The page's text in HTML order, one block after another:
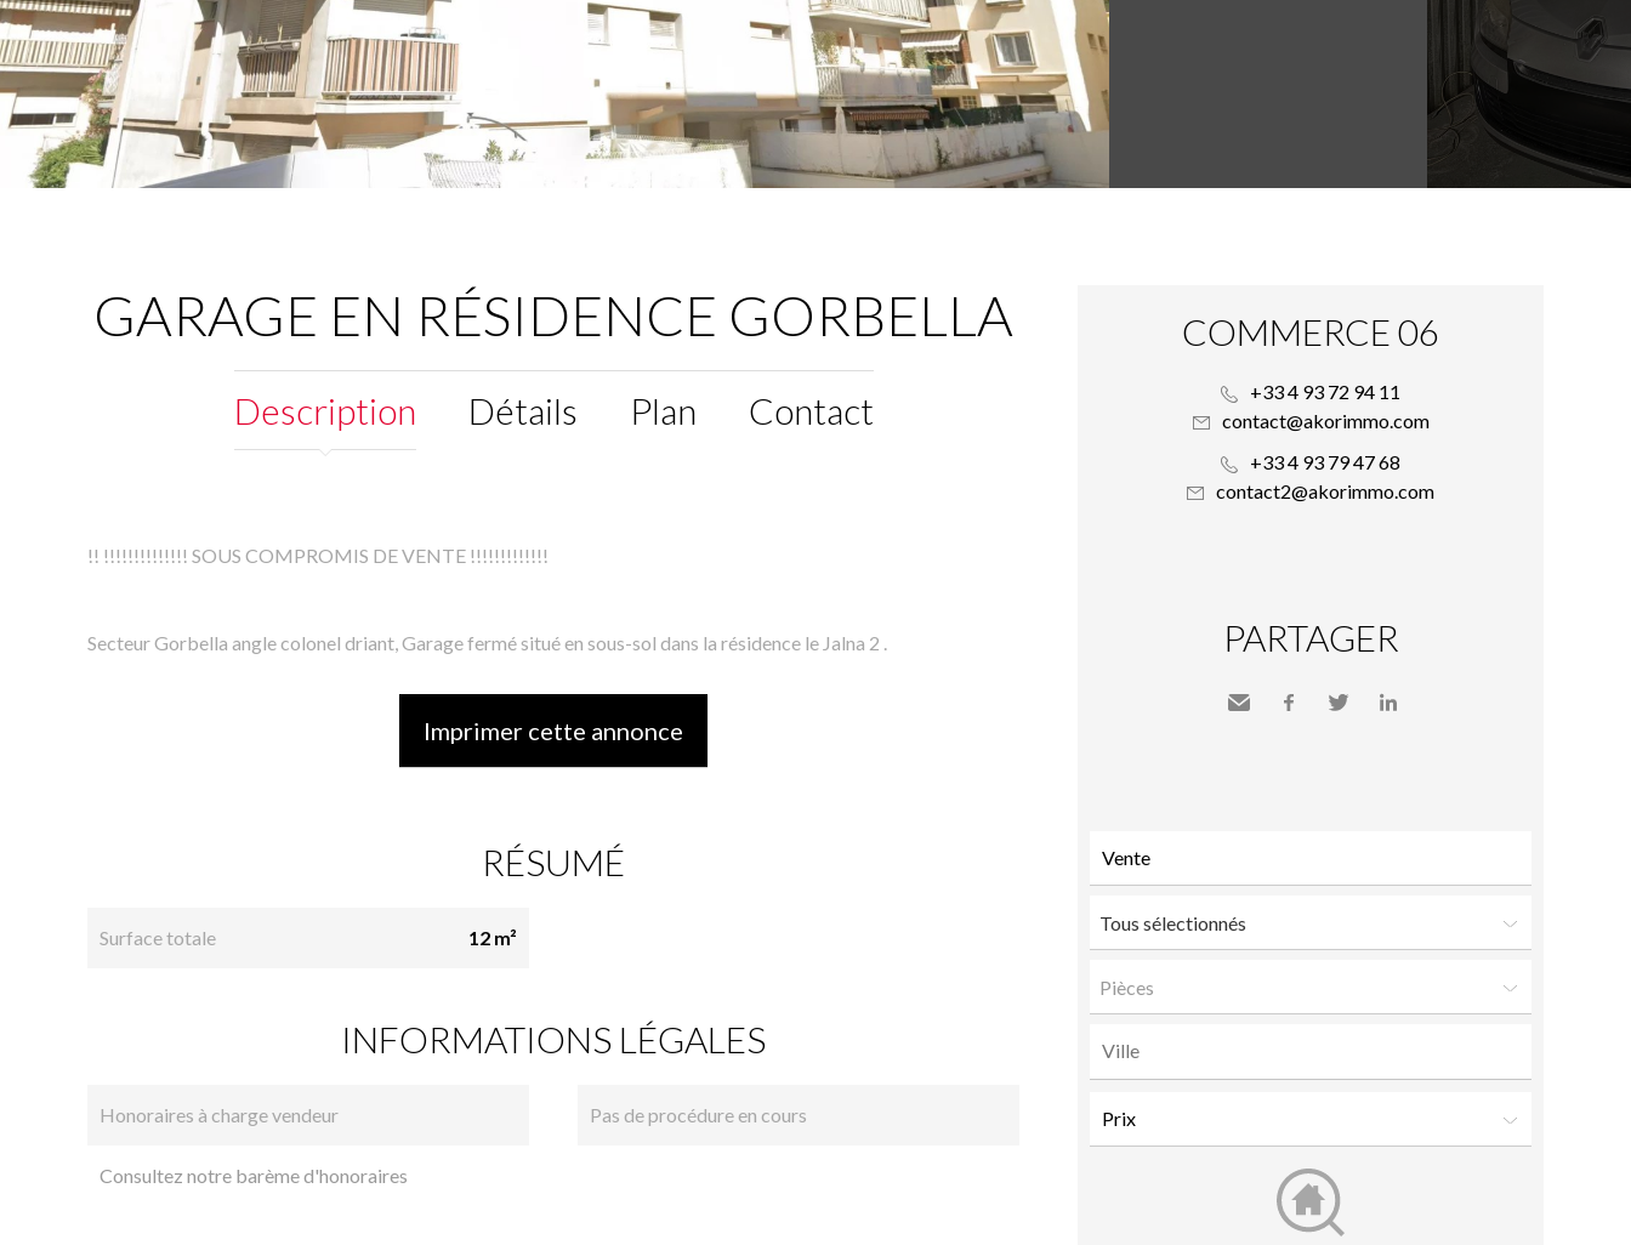
GARAGE EN RÉSIDENCE GORBELLA
Description Détails Plan Contact
!! !!!!!!!!!!!!!! SOUS COMPROMIS DE VENTE !!!!!!!!!!!!!
Secteur Gorbella angle colonel driant, Garage fermé situé en sous-sol dans la résidence le Jalna 2 .
Imprimer cette annonce
RÉSUMÉ
Surface totale 12 m²
INFORMATIONS LÉGALES
Honoraires à charge vendeur
Consultez notre barème d'honoraires
Pas de procédure en cours
COMMERCE 06
+33 4 93 72 94 11
contact@akorimmo.com
+33 4 93 79 47 68
contact2@akorimmo.com
PARTAGER
Tous sélectionnés
Pièces